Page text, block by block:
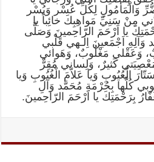
وَالْمَأمُولِ لِكُلِّ عُسْر وَيُسْر
مِنْ سَنِيِّ مَواهِبِكَ خائِباً يا
يا اَرْحَمَ الرّاحِمينَ وَصَلَّى
وَآلِهِ اَجْمَعينَ اِلـهي قَلْبي
وَعَقْلي مَغْلُوبٌ، وَهَوائي
كَثيرٌ، وَلِساني مُقِرٌّ
الْعُيُوبِ وَيا عَلاّمَ الْغُيُوبِ وَيا
كُلَّها بِحُرْمَةِ مُحَمَّد وَآلِ
بِرَحْمَتِكَ يا اَرْحَمَ الرّاحِمينَ.